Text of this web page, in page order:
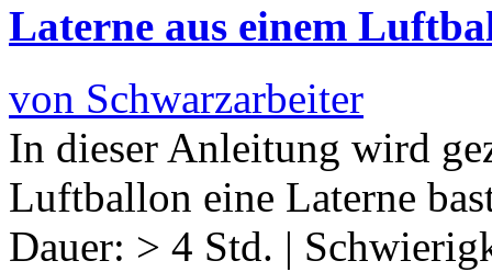
Laterne aus einem
von Schwarzarbeiter
In dieser Anleitung wird
Luftballon eine Laterne
Dauer: > 4 Std. |